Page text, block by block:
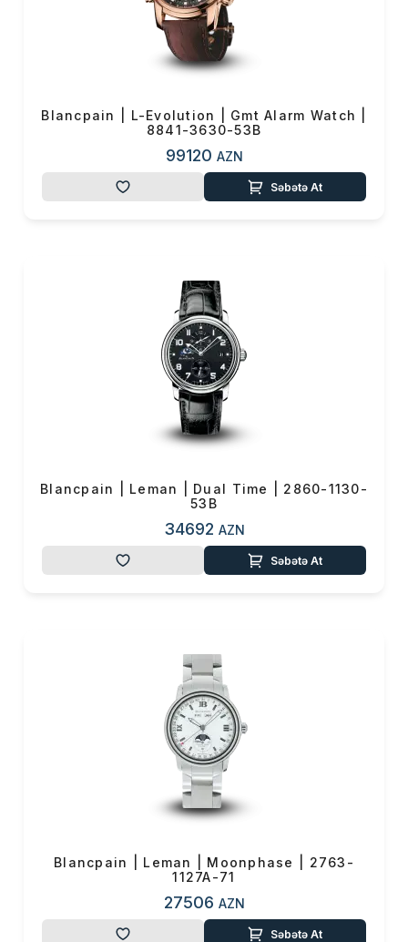
Blancpain | L-Evolution | Gmt Alarm Watch |
8841-3630-53B
99120 AZN
Səbətə At
Blancpain | Leman | Dual Time | 2860-1130-
53B
34692 AZN
Səbətə At
Blancpain | Leman | Moonphase | 2763-
1127A-71
27506 AZN
Səbətə At
Sifarişi rəsmiləşdir
OK